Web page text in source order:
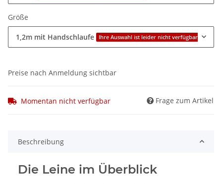
Größe
1,2m mit Handschlaufe Ihre Auswahl ist leider nicht verfügbar.
Preise nach Anmeldung sichtbar
Momentan nicht verfügbar Frage zum Artikel
Beschreibung
Die Leine im Überblick